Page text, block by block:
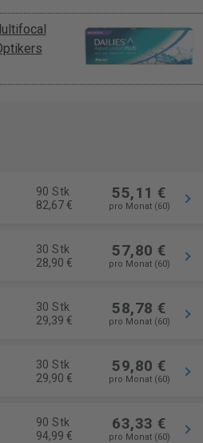
90 Stk
82,67 €
55,11 €
pro Monat (60)
30 Stk
28,90 €
57,80 €
pro Monat (60)
30 Stk
29,39 €
58,78 €
pro Monat (60)
30 Stk
29,90 €
59,80 €
pro Monat (60)
90 Stk
94,99 €
63,33 €
pro Monat (60)